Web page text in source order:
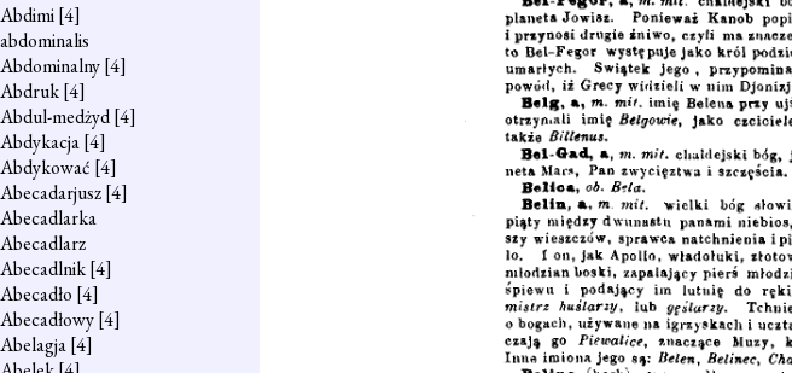
Abdimi[4]
abdominalis
Abdominalny[4]
Abdruk[4]
Abdul-medżyd[4]
Abdykacja[4]
Abdykować [4]
Abecadarjusz[4]
Abecadlarka
Abecadlarz
Abecadlnik[4]
Abecadło [4]
Abecadłowy[4]
Abelagja[4]